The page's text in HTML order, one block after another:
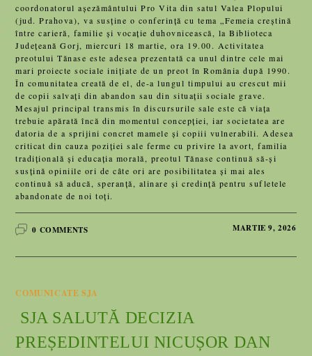
coordonatorul așezământului Pro Vita din satul Valea Plopului
(jud. Prahova), va susține o conferință cu tema „Femeia creștină
între carieră, familie și vocație duhovnicească, la Biblioteca
Județeană Gorj, miercuri 18 martie, ora 19.00. Activitatea
preotului Tănase este adesea prezentată ca unul dintre cele mai
mari proiecte sociale inițiate de un preot în România după 1990.
În comunitatea creată de el, de-a lungul timpului au crescut mii
de copii salvați din abandon sau din situații sociale grave.
Mesajul principal transmis în discursurile sale este că viața
trebuie apărată încă din momentul concepției, iar societatea are
datoria de a sprijini concret mamele și copiii vulnerabili. Adesea
criticat din cauza poziției sale ferme cu privire la avort, familia
tradițională și educația morală, preotul Tănase continuă să-și
susțină opiniile ori de câte ori are posibilitatea și mai ales
continuă să aducă, speranță, alinare și credință pentru sufletele
abandonate de noi toți.
0 COMMENTS MARTIE 9, 2026
COMUNICATE SJA
SJA SALUTĂ DECIZIA
PREȘEDINTELUI NICUȘOR DAN